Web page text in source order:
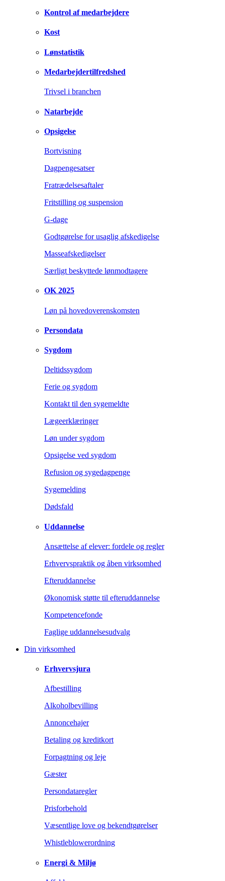
Kontrol af medarbejdere
Kost
Lønstatistik
Medarbejdertilfredshed
Trivsel i branchen
Natarbejde
Opsigelse
Bortvisning
Dagpengesatser
Fratrædelsesaftaler
Fritstilling og suspension
G-dage
Godtgørelse for usaglig afskedigelse
Masseafskedigelser
Særligt beskyttede lønmodtagere
OK 2025
Løn på hovedoverenskomsten
Persondata
Sygdom
Deltidssygdom
Ferie og sygdom
Kontakt til den sygemeldte
Lægeerklæringer
Løn under sygdom
Opsigelse ved sygdom
Refusion og sygedagpenge
Sygemelding
Dødsfald
Uddannelse
Ansættelse af elever: fordele og regler
Erhvervspraktik og åben virksomhed
Efteruddannelse
Økonomisk støtte til efteruddannelse
Kompetencefonde
Faglige uddannelsesudvalg
Din virksomhed
Erhvervsjura
Afbestilling
Alkoholbevilling
Annoncehajer
Betaling og kreditkort
Forpagtning og leje
Gæster
Persondataregler
Prisforbehold
Væsentlige love og bekendtgørelser
Whistleblowerordning
Energi & Miljø